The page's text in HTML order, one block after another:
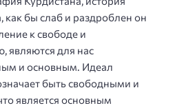
как бы слаб и раздроблен он
к свободе и
являются для нас
и основным. Идеал
быть свободными и
является основным